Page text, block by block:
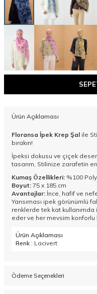
Ürün Açıklaması
Floransa İpek Krep Şal ile
bırakın!
İpeksi dokusu ve çiçek
tasarım, Stilinize zarafetin
Kumaş Özellikleri: %100
Boyut: 75 x 185 cm
Avantajlar: İnce, hafif ve
Yansıması ipek görünümlü
renklerde tek kat
eder ve her mevsim konforlu
Ürün Açıklaması
Renk : Lacivert
Ödeme Seçenekleri